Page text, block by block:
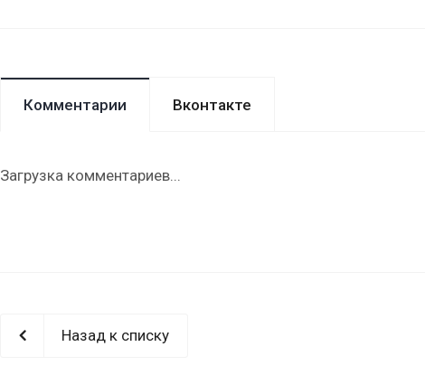
Комментарии Вконтакте
Загрузка комментариев...
Назад к списку